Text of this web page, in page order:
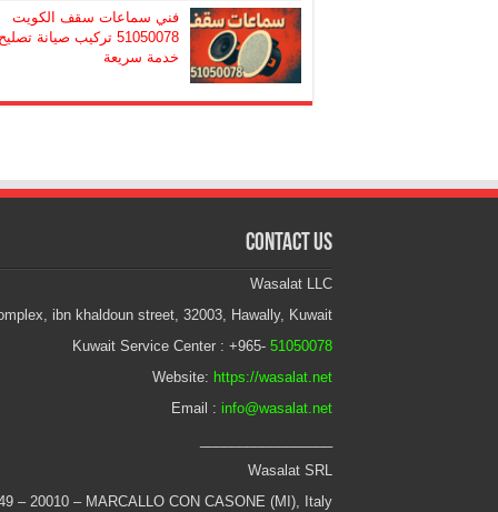
فني سماعات سقف الكويت
51050078 تركيب صيانة تصليح
خدمة سريعة
Contact Us
Wasalat LLC
ibn khaldoun street, 32003, Hawally, Kuwait
Kuwait Service Center : +965- 51050078
Website: https://wasalat.net
Email : info@wasalat.net
Wasalat SRL
– 20010 – MARCALLO CON CASONE (MI), Italy